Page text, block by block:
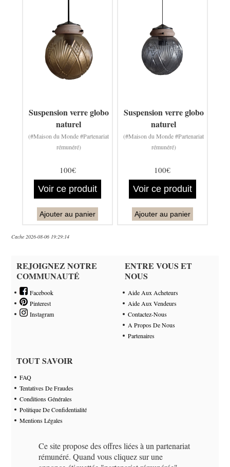
Suspension verre globo
naturel
(#Maison du Monde #Partenariat
rémunéré)
100€
Voir ce produit
Ajouter au panier
Suspension verre globo
naturel
(#Maison du Monde #Partenariat
rémunéré)
100€
Voir ce produit
Ajouter au panier
Cache 2026-08-06 19:29:14
REJOIGNEZ NOTRE
COMMUNAUTÉ
Facebook
Pinterest
Instagram
ENTRE VOUS ET
NOUS
Aide Aux Acheteurs
Aide Aux Vendeurs
Contactez-Nous
A Propos De Nous
Partenaires
TOUT SAVOIR
FAQ
Tentatives De Fraudes
Conditions Générales
Politique De Confidentialité
Mentions Légales
Ce site propose des offres liées à un partenariat
rémunéré. Quand vous cliquez sur une